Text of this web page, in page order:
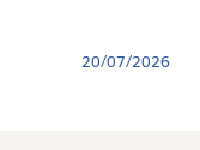
20/07/2026